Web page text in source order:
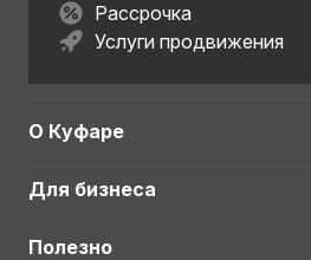
Рассрочка
Услуги продвижения
О Куфаре
Для бизнеса
Полезно